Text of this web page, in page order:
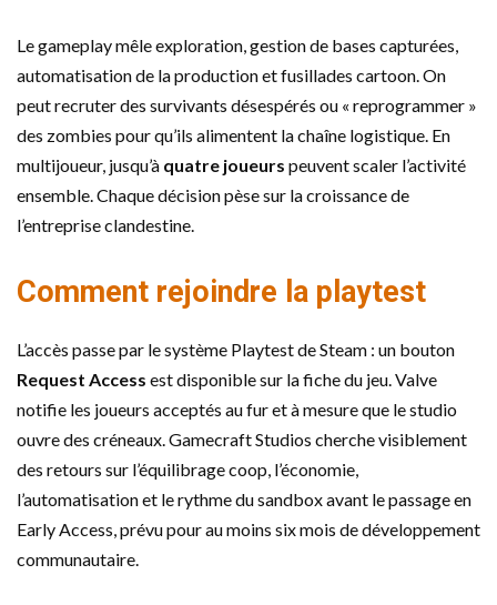
Le gameplay mêle exploration, gestion de bases capturées,
automatisation de la production et fusillades cartoon. On
peut recruter des survivants désespérés ou « reprogrammer »
des zombies pour qu’ils alimentent la chaîne logistique. En
multijoueur, jusqu’à quatre joueurs peuvent scaler l’activité
ensemble. Chaque décision pèse sur la croissance de
l’entreprise clandestine.
Comment rejoindre la playtest
L’accès passe par le système Playtest de Steam : un bouton
Request Access est disponible sur la fiche du jeu. Valve
notifie les joueurs acceptés au fur et à mesure que le studio
ouvre des créneaux. Gamecraft Studios cherche visiblement
des retours sur l’équilibrage coop, l’économie,
l’automatisation et le rythme du sandbox avant le passage en
Early Access, prévu pour au moins six mois de développement
communautaire.